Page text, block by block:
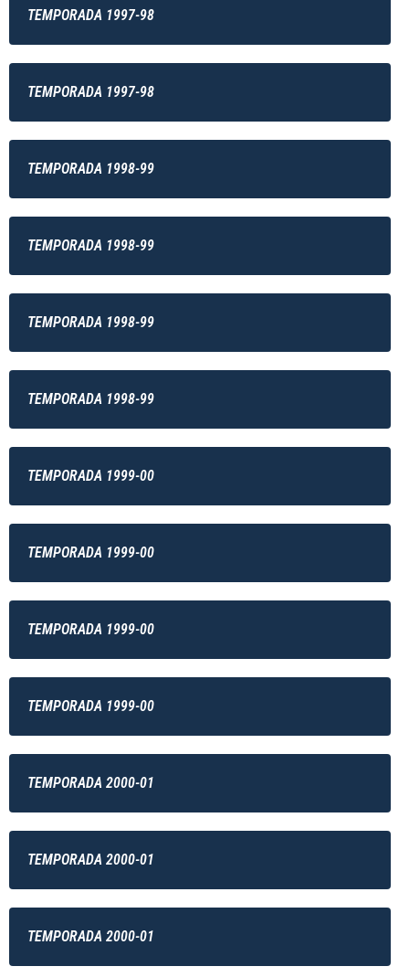
TEMPORADA 1997-98
TEMPORADA 1997-98
TEMPORADA 1998-99
TEMPORADA 1998-99
TEMPORADA 1998-99
TEMPORADA 1998-99
TEMPORADA 1999-00
TEMPORADA 1999-00
TEMPORADA 1999-00
TEMPORADA 1999-00
TEMPORADA 2000-01
TEMPORADA 2000-01
TEMPORADA 2000-01